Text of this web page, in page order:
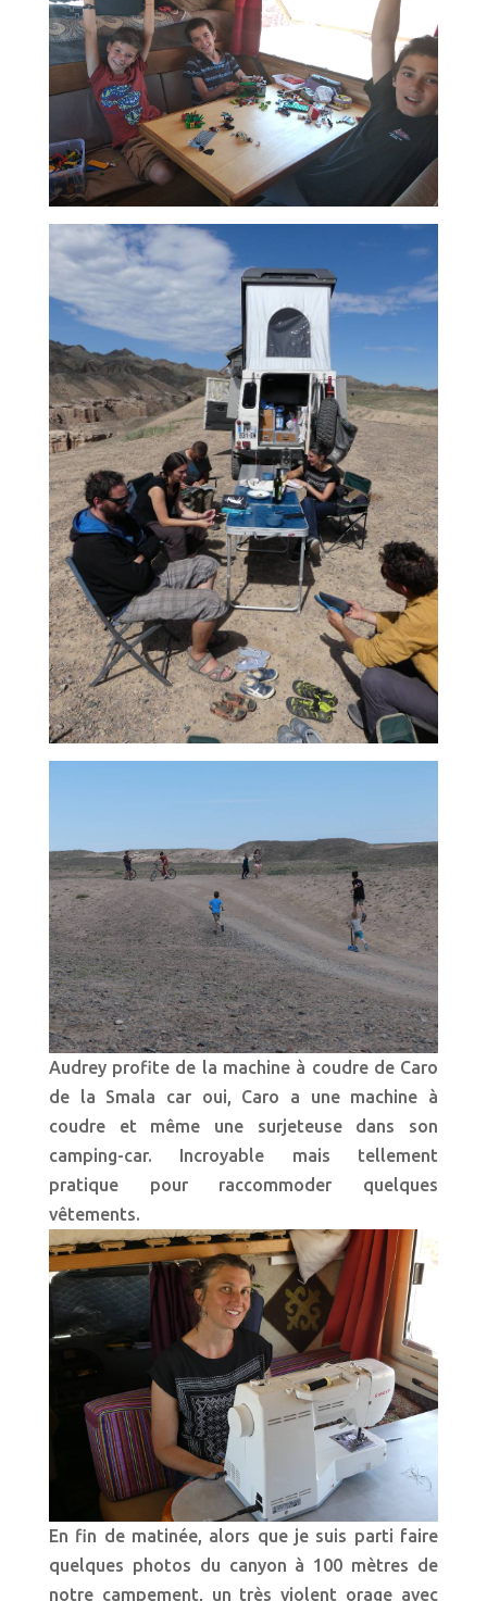
Audrey profite de la machine à coudre de Caro
de la Smala car oui, Caro a une machine à
coudre et même une surjeteuse dans son
camping-car. Incroyable mais tellement
pratique pour raccommoder quelques
vêtements.
En fin de matinée, alors que je suis parti faire
quelques photos du canyon à 100 mètres de
notre campement, un très violent orage avec